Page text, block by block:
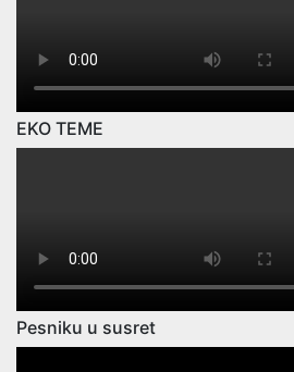
EKO TEME
Pesniku u susret